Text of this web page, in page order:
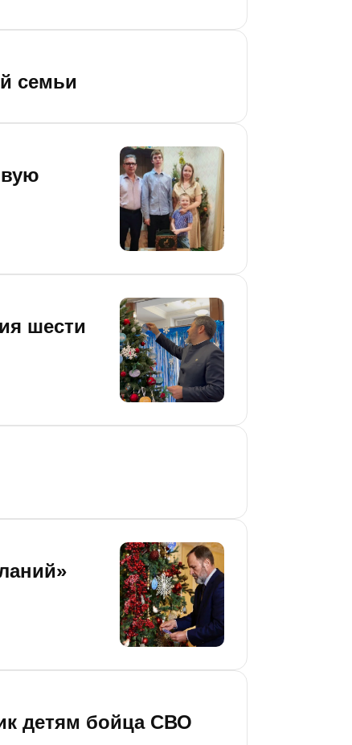
семьи
шести
детям бойца СВО